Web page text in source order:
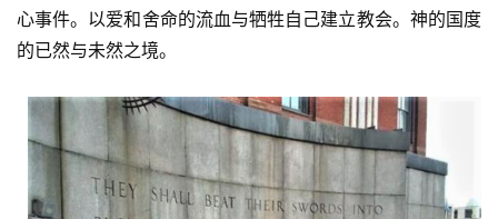
心事件。以爱和舍命的流血与牺牲自己建立教会。神的国度
的已然与未然之境。